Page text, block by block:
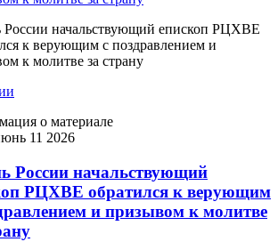
начальствующий епископ РЦХВЕ
к верующим с поздравлением и
к молитве за страну
о материале
11 2026
России начальствующий
РЦХВЕ обратился к верующим
и призывом к молитве